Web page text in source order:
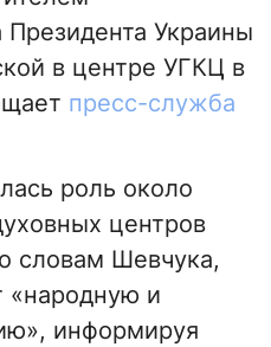
Украины
в центре УГКЦ в
пресс-служба
роль около
центров
словам Шевчука,
«народную и
информируя